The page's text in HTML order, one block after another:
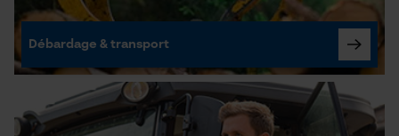
Débardage & transport